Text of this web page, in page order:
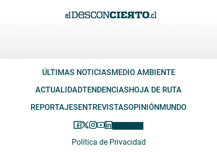
ÚLTIMAS NOTICIASMEDIO AMBIENTE
ACTUALIDADTENDENCIASHOJA DE RUTA
REPORTAJESENTREVISTASOPINIÓNMUNDO
Política de Privacidad